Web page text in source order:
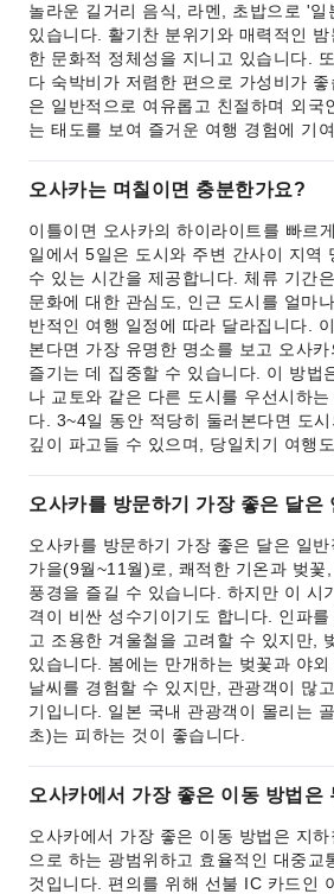
놀라운 길거리 음식, 라멘, 초밥으로 '일
있습니다. 활기찬 분위기와 매력적인
한 문화적 정체성을 지니고 있습니다.
다 숙박비가 저렴한 편으로 가성비가
은 일반적으로 여유롭고 친절하며 외국
는 태도를 보여 즐거운 여행 경험에 기
오사카는 며칠이면 충분한가요?
이틀이면 오사카의 하이라이트를 빠르
일에서 5일은 도시와 주변 간사이 지역
수 있는 시간을 제공합니다. 체류 기간
문화에 대한 관심도, 인근 도시를 얼마
반적인 여행 일정에 따라 달라집니다.
본다면 가장 유명한 명소를 보고 오사
즐기는 데 집중할 수 있습니다. 이 방법
나 교토와 같은 다른 도시를 우선시하
다. 3~4일 동안 적당히 둘러본다면 도
깊이 파고들 수 있으며, 당일치기 여행
오사카를 방문하기 가장 좋은 달은
오사카를 방문하기 가장 좋은 달은 일
가을(9월~11월)로, 쾌적한 기온과 벚꽃
풍경을 즐길 수 있습니다. 하지만 이 시
격이 비싼 성수기이기도 합니다. 인파
고 조용한 겨울철을 고려할 수 있지만,
있습니다. 봄에는 만개하는 벚꽃과 야
날씨를 경험할 수 있지만, 관광객이 많
기입니다. 일본 국내 관광객이 몰리는
초)는 피하는 것이 좋습니다.
오사카에서 가장 좋은 이동 방법은
오사카에서 가장 좋은 이동 방법은 지
으로 하는 광범위하고 효율적인 대중교
것입니다. 편의를 위해 선불 IC 카드인